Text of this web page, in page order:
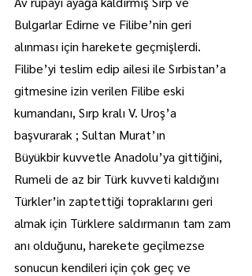
Bulgarlar Edirne ve Filibe’nin geri
alınması için harekete geçmişlerdi.
Filibe’yi teslim edip ailesi ile Sırbistan’a
gitmesine izin verilen Filibe eski
kumandanı, Sırp kralı V. Uroş’a
başvurarak ; Sultan Murat’ın
Büyükbir kuvvetle Anadolu’ya gittiğini,
Rumeli de az bir Türk kuvveti kaldığını
Türkler’in zaptettiği topraklarını geri
almak için Türklere saldırmanın tam zam
anı olduğunu, harekete geçilmezse
sonucun kendileri için çok geç ve